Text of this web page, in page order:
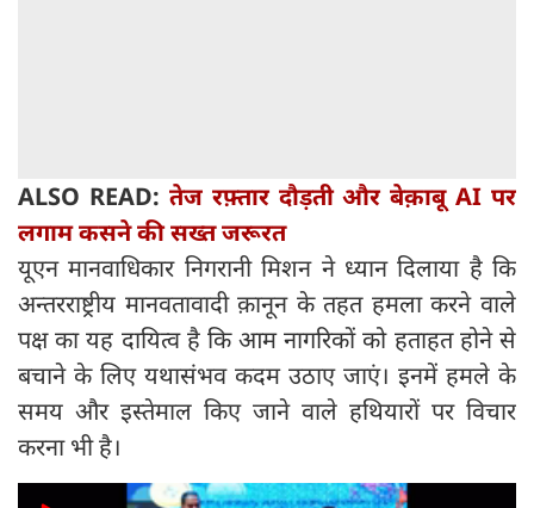
ALSO READ: तेज रफ़्तार दौड़ती और बेक़ाबू AI पर
लगाम कसने की सख्‍त जरूरत
यूएन मानवाधिकार निगरानी मिशन ने ध्यान दिलाया है कि
अन्तरराष्ट्रीय मानवतावादी क़ानून के तहत हमला करने वाले
पक्ष का यह दायित्व है कि आम नागरिकों को हताहत होने से
बचाने के लिए यथासंभव कदम उठाए जाएं। इनमें हमले के
समय और इस्तेमाल किए जाने वाले हथियारों पर विचार
करना भी है।